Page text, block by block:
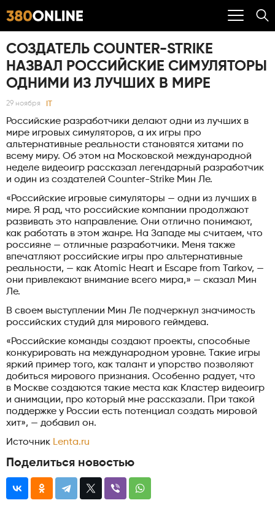
СОЗДАТЕЛЬ COUNTER-STRIKE
НАЗВАЛ РОССИЙСКИЕ СИМУЛЯТОРЫ
ОДНИМИ ИЗ ЛУЧШИХ В МИРЕ
29 ноября IT
Российские разработчики делают одни из лучших в
мире игровых симуляторов, а их игры про
альтернативные реальности становятся хитами по
всему миру. Об этом на Московской международной
неделе видеоигр рассказал легендарный разработчик
и один из создателей Counter-Strike Мин Ле.
«Российские игровые симуляторы — одни из лучших в
мире. Я рад, что российские компании продолжают
развивать это направление. Они отлично понимают,
как работать в этом жанре. На Западе мы считаем, что
россияне — отличные разработчики. Меня также
впечатляют российские игры про альтернативные
реальности, — как Atomic Heart и Escape from Tarkov, —
они привлекают внимание всего мира,» — сказал Мин
Ле.
В своем выступлении Мин Ле подчеркнул значимость
российских студий для мирового геймдева.
«Российские команды создают проекты, способные
конкурировать на международном уровне. Такие игры
яркий пример того, как талант и упорство позволяют
добиться мирового признания. Особенно радует, что
в Москве создаются такие места как Кластер видеоигр
и анимации, про который мне рассказали. При такой
поддержке у России есть потенциал создать мировой
хит», — добавил он.
Источник Lenta.ru
Поделиться новостью